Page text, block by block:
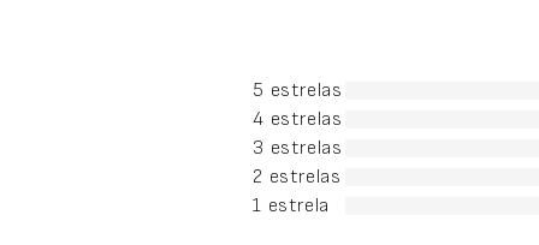
5 estrelas
4 estrelas
3 estrelas
2 estrelas
1 estrela